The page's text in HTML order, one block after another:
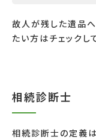
故人が残した遺品
たい方はチェックし
相続診断士
相続診断士の定義は